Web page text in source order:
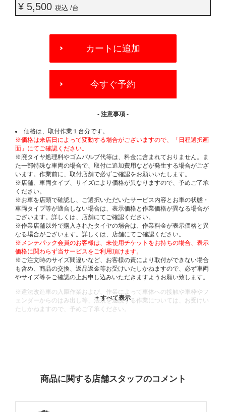
¥ 5,500 税込 /台
OPTIONS
カートに追加
今すぐ予約
- 注意事項 -
価格は、取付作業１台分です。
※価格は来店日によって変動する場合がございますので、「日程選択画
面」にてご確認ください。
※廃タイヤ処理料やゴムバルブ代等は、料金に含まれておりません。ま
た一部特殊な車両の場合で、取付に追加費用などが発生する場合がござ
います。作業前に、取付店舗で必ずご確認をお願いいたします。
※店舗、車両タイプ、サイズにより価格が異なりますので、予めご了承
ください。
※お車を店頭で確認し、ご選択いただいたサービス内容とお車の状態・
車両タイプ等が適合しない場合は、表示価格と作業価格が異なる場合が
ございます。詳しくは、店舗にてご確認ください。
※作業店舗以外で購入されたタイヤの場合は、作業料金が表示価格と異
なる場合がございます。詳しくは、店舗にてご確認ください。
※メンテパック会員のお客様は、未使用チケットをお持ちの場合、表示
価格に関わらず当サービスをご利用頂けます。
※ご注文時のサイズ間違いなど、お客様の責により取付ができない場合
も含め、商品の交換、返品返金等お受けいたしかねますので、必ず車両
やサイズ等をご確認の上お申し込みいただきますようお願い致します。
※違法改造車の入庫作業および、作業によって車体への接触や車枠やフ
ェンダーからのはみ出し等、法規を逸脱する作業については、お受けい
たしかねますので、予めご了承ください。
商品に関する店舗スタッフのコメント